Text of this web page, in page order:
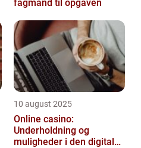
fagmand til opgaven
10 august 2025
Online casino:
Underholdning og
muligheder i den digitale